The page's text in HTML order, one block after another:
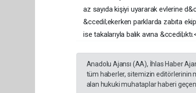
az sayıda kişiyi uyararak evlerine
&ccedil;ekerken parklarda zabıta
ise takalarıyla balık avına
Anadolu Ajansı (AA), İhlas Haber
tüm haberler, sitemizin editörlerinin
alan hukuki muhataplar haberi